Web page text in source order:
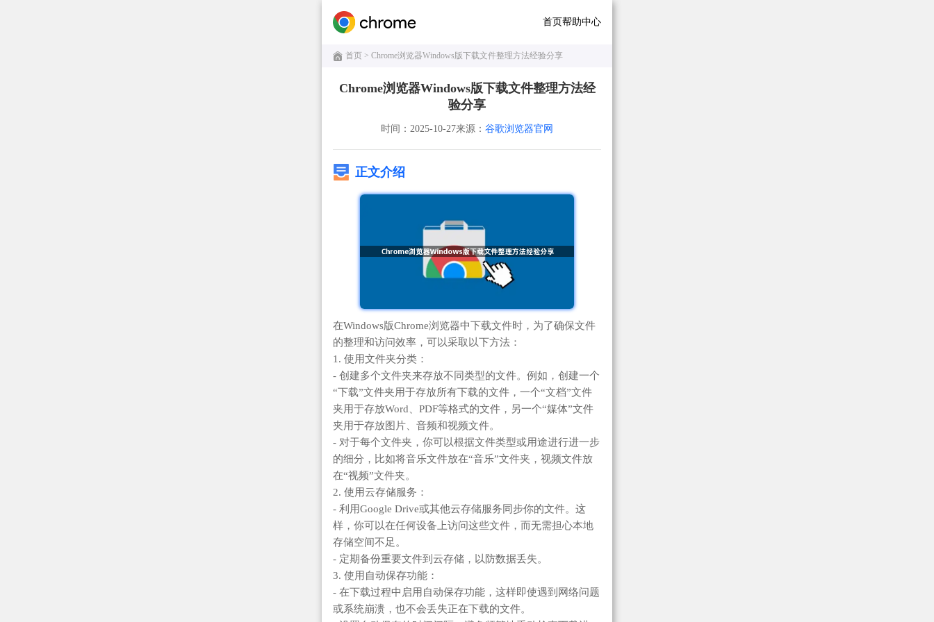
首页帮助中心
首页 > Chrome浏览器Windows版下载文件整理方法经验分享
Chrome浏览器Windows版下载文件整理方法经
验分享
时间：2025-10-27来源： 谷歌浏览器官网
正文介绍
在Windows版Chrome浏览器中下载文件时，为了确保文件
的整理和访问效率，可以采取以下方法：
1. 使用文件夹分类：
- 创建多个文件夹来存放不同类型的文件。例如，创建一个
“下载”文件夹用于存放所有下载的文件，一个“文档”文件
夹用于存放Word、PDF等格式的文件，另一个“媒体”文件
夹用于存放图片、音频和视频文件。
- 对于每个文件夹，你可以根据文件类型或用途进行进一步
的细分，比如将音乐文件放在“音乐”文件夹，视频文件放
在“视频”文件夹。
2. 使用云存储服务：
- 利用Google Drive或其他云存储服务同步你的文件。这
样，你可以在任何设备上访问这些文件，而无需担心本地
存储空间不足。
- 定期备份重要文件到云存储，以防数据丢失。
3. 使用自动保存功能：
- 在下载过程中启用自动保存功能，这样即使遇到网络问题
或系统崩溃，也不会丢失正在下载的文件。